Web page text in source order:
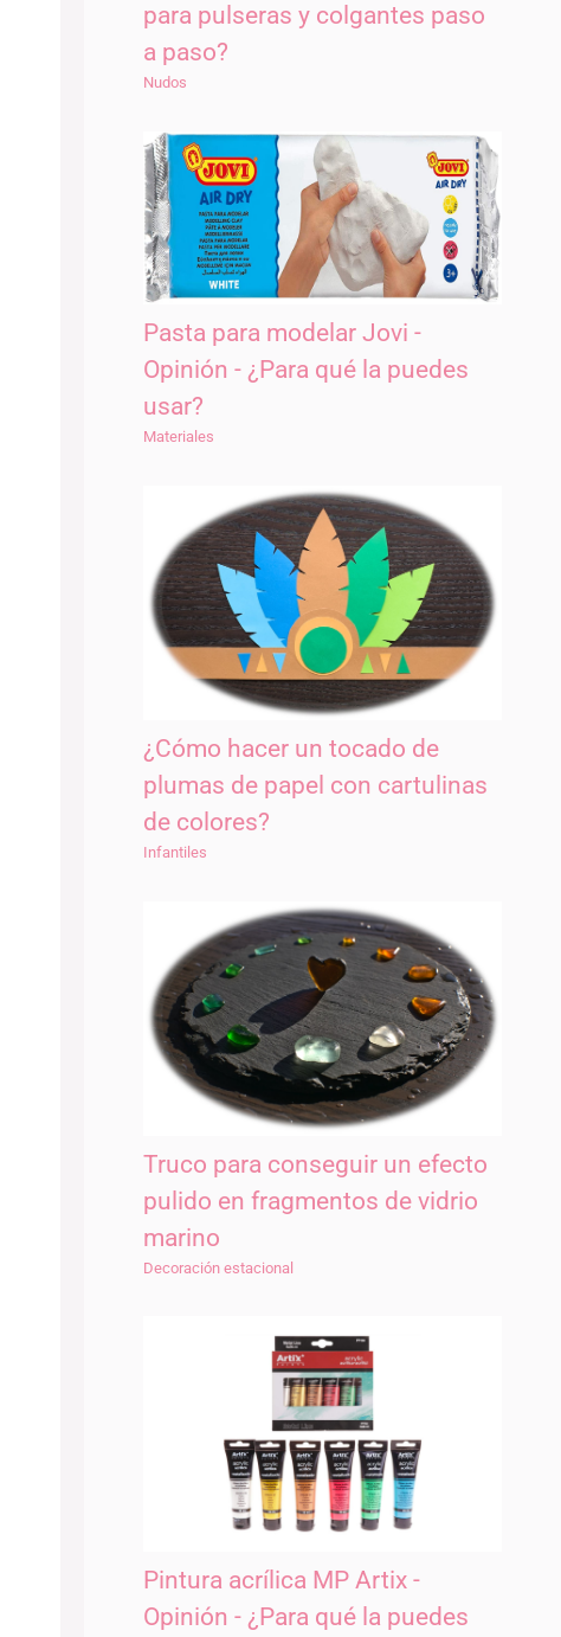
para pulseras y colgantes paso
a paso?
Nudos
Pasta para modelar Jovi -
Opinión - ¿Para qué la puedes
usar?
Materiales
¿Cómo hacer un tocado de
plumas de papel con cartulinas
de colores?
Infantiles
Truco para conseguir un efecto
pulido en fragmentos de vidrio
marino
Decoración estacional
Pintura acrílica MP Artix -
Opinión - ¿Para qué la puedes